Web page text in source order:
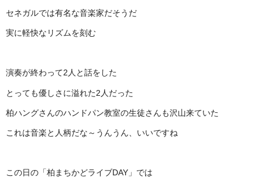
セネガルでは有名な音楽家だそうだ
実に軽快なリズムを刻む
演奏が終わって2人と話をした
とっても優しさに溢れた2人だった
柏ハングさんのハンドパン教室の生徒さんも沢山来ていた
これは音楽と人柄だな～うんうん、いいですね
この日の「柏まちかどライブDAY」では